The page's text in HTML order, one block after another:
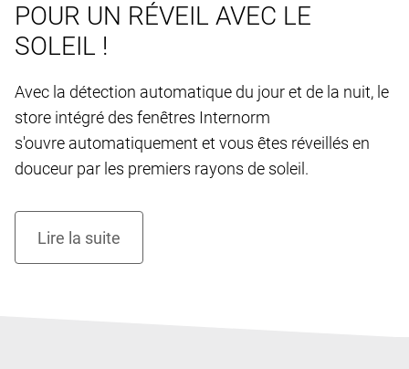
POUR UN RÉVEIL AVEC LE
SOLEIL !
Avec la détection automatique du jour et de la nuit, le
store intégré des fenêtres Internorm
s'ouvre automatiquement et vous êtes réveillés en
douceur par les premiers rayons de soleil.